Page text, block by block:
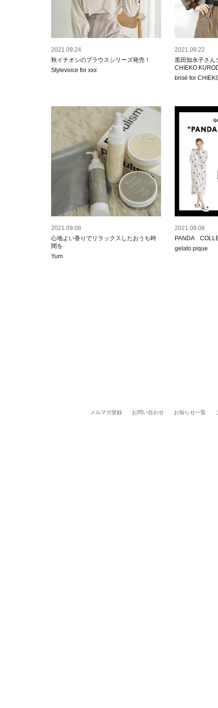
2021.09.24
秋イチオシのブラウスシリーズ発売！
Stylevoice for xxx
2021.09.22
黒田知永子さん
CHIEKO
brisé for
2021.09.08
心地よい香りでリラックスしたおうち時
間を
Yum
2021.09.08
PANDA
gelato pique
メルマガ登録 お問い合わせ お知らせ一覧